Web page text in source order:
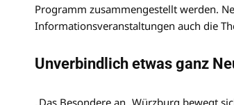
Programm zusammengestellt werden.
Informationsveranstaltungen auch die
Unverbindlich etwas ganz
„Das Besondere an „Würzburg bewegt